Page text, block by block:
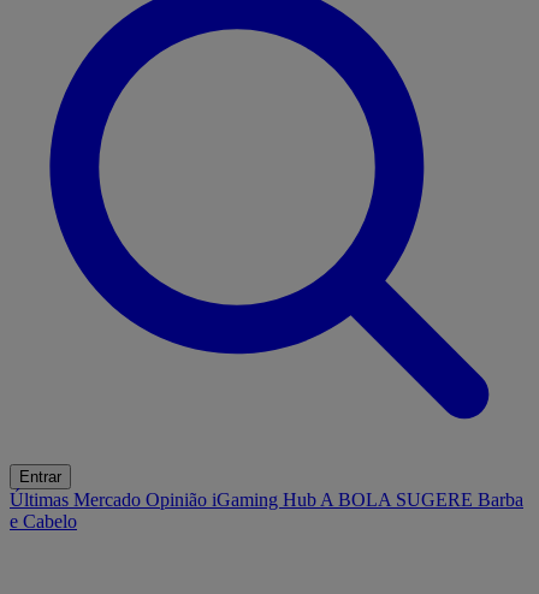
Entrar
Últimas Mercado Opinião iGaming Hub A BOLA SUGERE Barba
e Cabelo